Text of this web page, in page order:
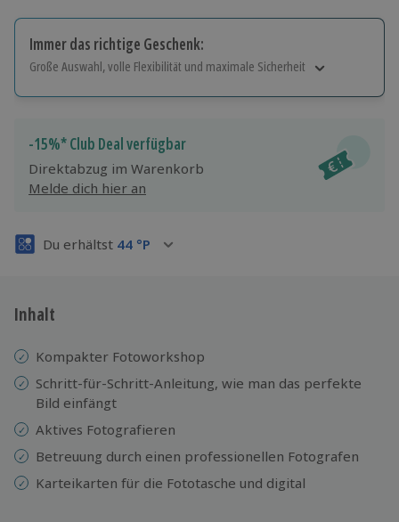
Immer das richtige Geschenk:
Große Auswahl, volle Flexibilität und maximale Sicherheit
Jeder Gutschein für alle Erlebnisse einlösbar.
Maximale Sicherheit
3 Jahre gültig & verlängerbar.
-15%* Club Deal verfügbar
Direktabzug im Warenkorb
Melde dich hier an
Du erhältst 44 °P
Inhalt
Kompakter Fotoworkshop
Schritt-für-Schritt-Anleitung, wie man das perfekte
Bild einfängt
Aktives Fotografieren
Betreuung durch einen professionellen Fotografen
Karteikarten für die Fototasche und digital